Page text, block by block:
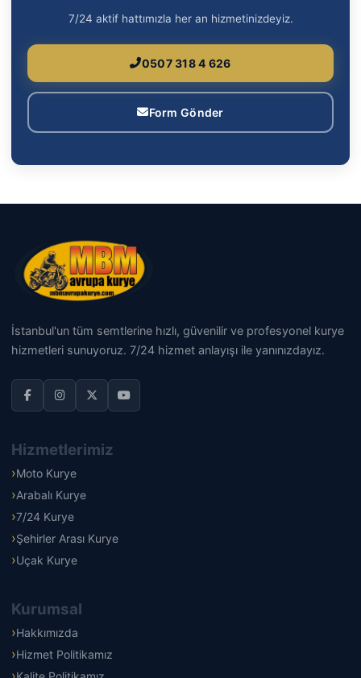
7/24 aktif hattımızla her an hizmetinizdeyiz.
0507 318 4 626
Form Gönder
İstanbul'un tüm semtlerine hızlı, güvenilir ve profesyonel kurye
hizmetleri sunuyoruz. 7/24 hizmet anlayışı ile yanınızdayız.
Hizmetlerimiz
Moto Kurye
Arabalı Kurye
7/24 Kurye
Şehirler Arası Kurye
Uçak Kurye
Kurumsal
Hakkımızda
Hizmet Politikamız